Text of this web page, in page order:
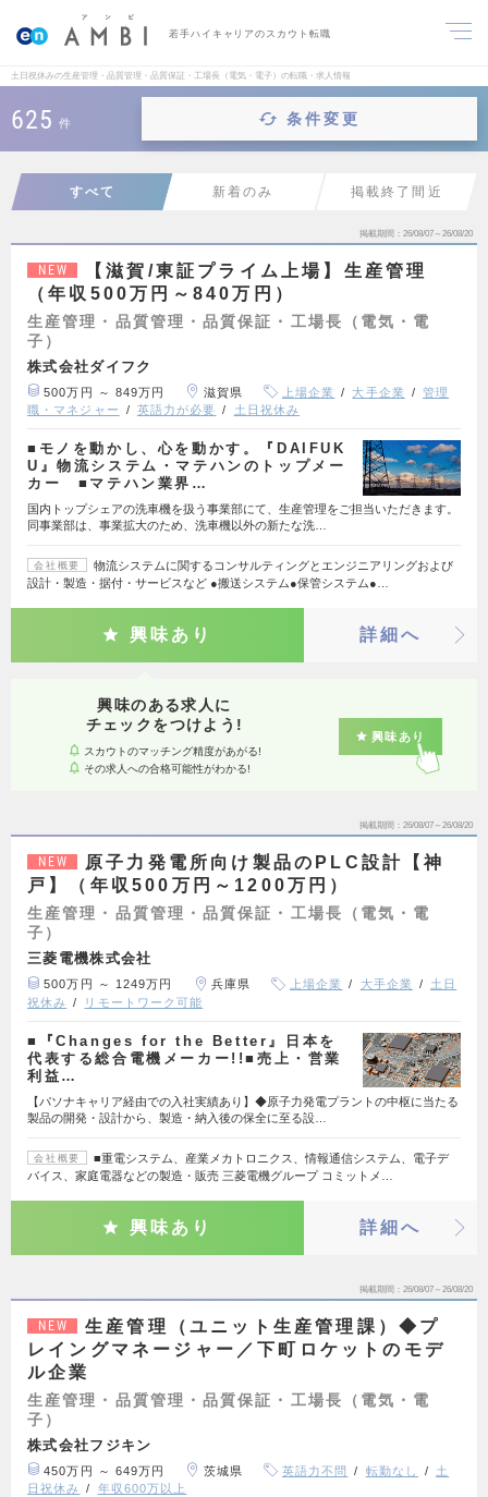
若手ハイキャリアのスカウト転職
土日祝休みの生産管理・品質管理・品質保証・工場長（電気・電子）の転職・求人情報
625 件 条件変更
すべて 新着のみ 掲載終了間近
掲載期間 26/08/07～26/08/20
NEW
【滋賀/東証プライム上場】生産管理
（年収500万円～840万円）
生産管理・品質管理・品質保証・工場長（電気・電
子）
株式会社ダイフク
500万円 ～ 849万円 滋賀県 上場企業 大手企業
管理
職・マネジャー
英語力が必要 土日祝休み
■モノを動かし、心を動かす。『DAIFUK
U』物流システム・マテハンのトップメー
カー ■マテハン業界…
国内トップシェアの洗車機を扱う事業部にて、生産管理をご担当いただきます。
同事業部は、事業拡大のため、洗車機以外の新たな洗…
会社概要
物流システムに関するコンサルティングとエンジニアリングおよび
設計・製造・据付・サービスなど ●搬送システム●保管システム●…
興味あり 詳細へ
興味のある求人に
チェックをつけよう!
スカウトのマッチング精度があがる!
その求人への合格可能性がわかる!
興味あり
掲載期間 26/08/07～26/08/20
NEW
原子力発電所向け製品のPLC設計【神
戸】（年収500万円～1200万円）
生産管理・品質管理・品質保証・工場長（電気・電
子）
三菱電機株式会社
500万円 ～ 1249万円 兵庫県 上場企業 大手企業
土日
祝休み
リモートワーク可能
■『Changes for the Better』日本を
代表する総合電機メーカー!!■売上・営業
利益…
【パソナキャリア経由での入社実績あり】◆原子力発電プラントの中枢に当たる
製品の開発・設計から、製造・納入後の保全に至る設…
会社概要
■重電システム、産業メカトロニクス、情報通信システム、電子デ
バイス、家庭電器などの製造・販売 三菱電機グループ コミットメ…
興味あり 詳細へ
掲載期間 26/08/07～26/08/20
NEW
生産管理（ユニット生産管理課）◆プ
レイングマネージャー／下町ロケットのモデ
ル企業
生産管理・品質管理・品質保証・工場長（電気・電
子）
株式会社フジキン
450万円 ～ 649万円 茨城県 英語力不問 転勤なし
土
日祝休み
年収600万以上